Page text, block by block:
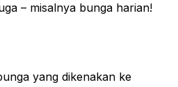
– misalnya bunga harian!
yang dikenakan ke